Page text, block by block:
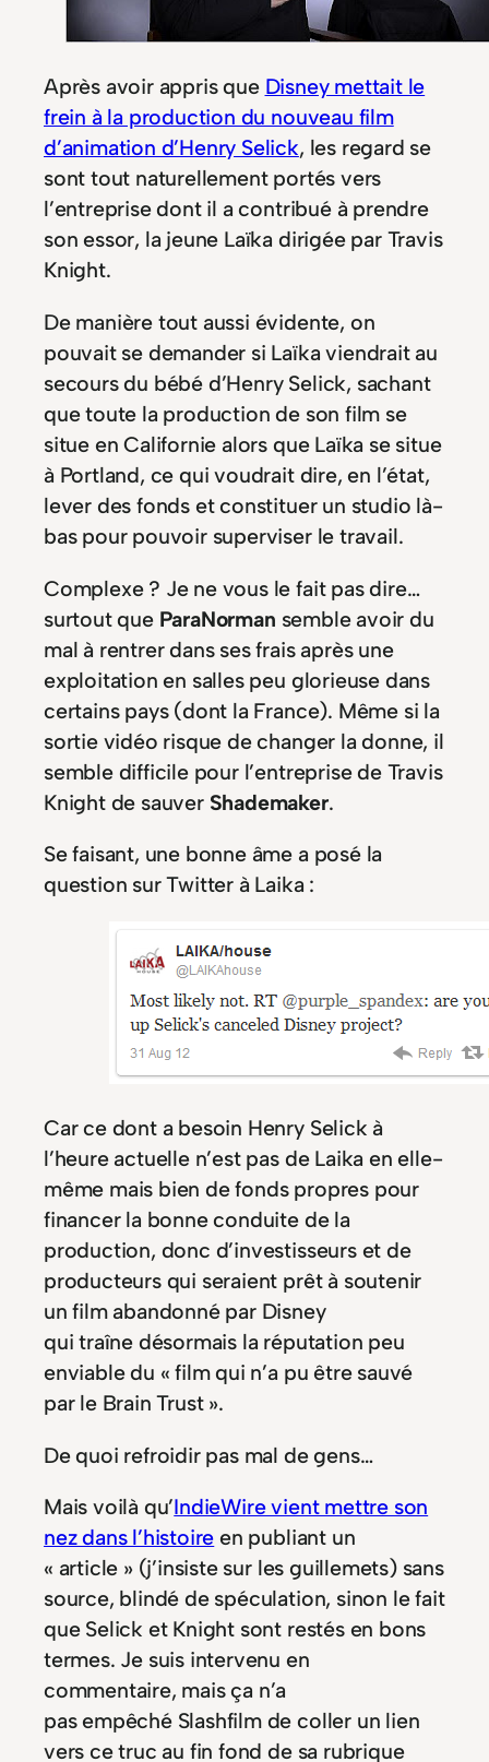
Après avoir appris que Disney mettait le
frein à la production du nouveau film
d’animation d’Henry Selick, les regard se
sont tout naturellement portés vers
l’entreprise dont il a contribué à prendre
son essor, la jeune Laïka dirigée par Travis
Knight.
De manière tout aussi évidente, on
pouvait se demander si Laïka viendrait au
secours du bébé d’Henry Selick, sachant
que toute la production de son film se
situe en Californie alors que Laïka se situe
à Portland, ce qui voudrait dire, en l’état,
lever des fonds et constituer un studio là-
bas pour pouvoir superviser le travail.
Complexe ? Je ne vous le fait pas dire…
surtout que ParaNorman semble avoir du
mal à rentrer dans ses frais après une
exploitation en salles peu glorieuse dans
certains pays (dont la France). Même si la
sortie vidéo risque de changer la donne, il
semble difficile pour l’entreprise de Travis
Knight de sauver Shademaker.
Se faisant, une bonne âme a posé la
question sur Twitter à Laika :
Car ce dont a besoin Henry Selick à
l’heure actuelle n’est pas de Laika en elle-
même mais bien de fonds propres pour
financer la bonne conduite de la
production, donc d’investisseurs et de
producteurs qui seraient prêt à soutenir
un film abandonné par Disney
qui traîne désormais la réputation peu
enviable du « film qui n’a pu être sauvé
par le Brain Trust ».
De quoi refroidir pas mal de gens…
Mais voilà qu’IndieWire vient mettre son
nez dans l’histoire en publiant un
« article » (j’insiste sur les guillemets) sans
source, blindé de spéculation, sinon le fait
que Selick et Knight sont restés en bons
termes. Je suis intervenu en
commentaire, mais ça n’a
pas empêché Slashfilm de coller un lien
vers ce truc au fin fond de sa rubrique